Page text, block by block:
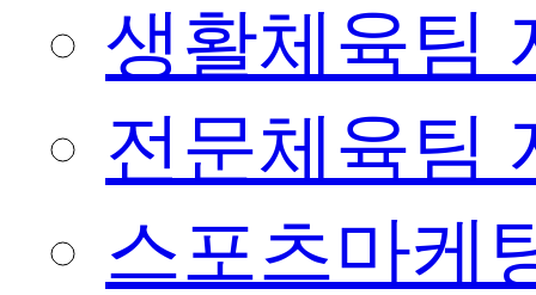
생활체육팀
전문체육팀
스포츠마케